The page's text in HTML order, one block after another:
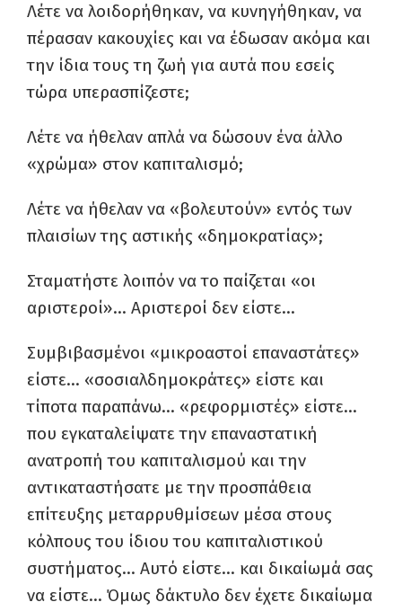
Λέτε να λοιδορήθηκαν, να κυνηγήθηκαν, να
πέρασαν κακουχίες και να έδωσαν ακόμα και
την ίδια τους τη ζωή για αυτά που εσείς
τώρα υπερασπίζεστε;
Λέτε να ήθελαν απλά να δώσουν ένα άλλο
«χρώμα» στον καπιταλισμό;
Λέτε να ήθελαν να «βολευτούν» εντός των
πλαισίων της αστικής «δημοκρατίας»;
Σταματήστε λοιπόν να το παίζεται «οι
αριστεροί»… Αριστεροί δεν είστε…
Συμβιβασμένοι «μικροαστοί επαναστάτες»
είστε… «σοσιαλδημοκράτες» είστε και
τίποτα παραπάνω… «ρεφορμιστές» είστε…
που εγκαταλείψατε την επαναστατική
ανατροπή του καπιταλισμού και την
αντικαταστήσατε με την προσπάθεια
επίτευξης μεταρρυθμίσεων μέσα στους
κόλπους του ίδιου του καπιταλιστικού
συστήματος… Αυτό είστε… και δικαίωμά σας
να είστε… Όμως δάκτυλο δεν έχετε δικαίωμα